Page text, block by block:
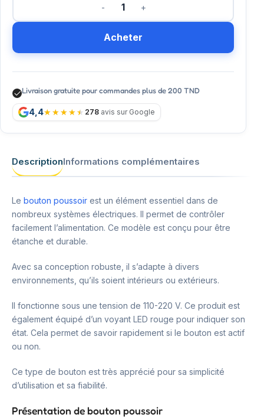
Acheter
Livraison gratuite pour commandes plus de 200 TND
4,4 278 avis sur Google
DescriptionInformations complémentaires
Le bouton poussoir est un élément essentiel dans de
nombreux systèmes électriques. Il permet de contrôler
facilement l’alimentation. Ce modèle est conçu pour être
étanche et durable.
Avec sa conception robuste, il s’adapte à divers
environnements, qu’ils soient intérieurs ou extérieurs.
Il fonctionne sous une tension de 110-220 V. Ce produit est
également équipé d’un voyant LED rouge pour indiquer son
état. Cela permet de savoir rapidement si le bouton est actif
ou non.
Ce type de bouton est très apprécié pour sa simplicité
d’utilisation et sa fiabilité.
Présentation de bouton poussoir